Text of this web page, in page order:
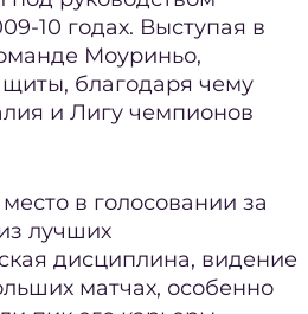
10 годах. Выступая в
Моуриньо,
благодаря чему
и Лигу чемпионов
в голосовании за
лучших
дисциплина, видение
матчах, особенно